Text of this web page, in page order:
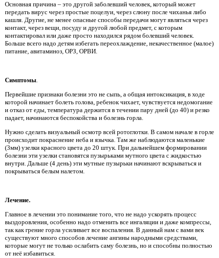
Основная причина – это другой заболевший человек, который может
передать вирус через простые поцелуи, через слюну после чиханья либо
кашля. Другие, не менее опасные способы передачи могут являться через
контакт, через вещи, посуду и другой любой предмет, с которым
контактировал или даже просто находился рядом болевший человек.
Больше всего надо детям избегать переохлаждение, некачественное (малое)
питание, авитаминоз, ОРЗ, ОРВИ.
Симптомы
Первейшие признаки болезни это не сыпь, а общая интоксикация, в ходе
которой начинает болеть голова, ребенок чихает, чувствуется недомогание
и отказ от еды, температура держится в течении пару дней (до 40) и резко
падает, начинаются беспокойства и болезнь горла.
Нужно сделать визуальный осмотр всей ротоглотки. В самом начале в горле
происходит покраснение неба и язычка. Там же наблюдаются маленькие
(3мм) узелки красного цвета до 20 штук. При дальнейшем формировании
болезни эти узелки становятся пузырьками мутного цвета с жидкостью
внутри. Дальше (4 день) эти мутные пузырьки начинают вскрываться и
покрываться белым налетом.
Лечение.
Главное в лечении это понимание того, что не надо ускорять процесс
выздоровления, особенно надо отменить все ингаляции и даже компрессы,
так как грение горла усиливает все воспаления. В данный нам с вами век
существуют много способов лечение ангины народными средствами,
которые могут не только ослабить саму болезнь, но и способны полностью
от неё избавиться.